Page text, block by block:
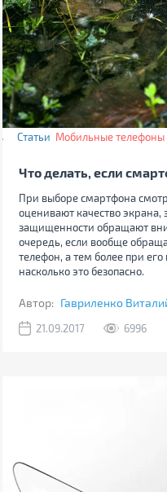
Статьи Мобильные телефоны
Что делать, если
При выборе смартфона
оценивают качество экрана,
защищенности обращают
очередь, если вообще
телефон, а тем более при
насколько это безопасно.
Автор: Гавриленко
21.09.2017 6996